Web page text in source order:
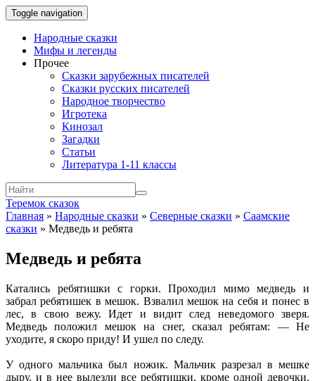
Toggle navigation
Народные сказки
Мифы и легенды
Прочее
Сказки зарубежных писателей
Сказки русских писателей
Народное творчество
Игротека
Кинозал
Загадки
Статьи
Литература 1-11 классы
Теремок сказок
Главная » Народные сказки » Северные сказки » Саамские
сказки » Медведь и ребята
Медведь и ребята
Катались ребятишки с горки. Проходил мимо медведь и
забрал ребятишек в мешок. Взвалил мешок на себя и понес в
лес, в свою вежу. Идет и видит след неведомого зверя.
Медведь положил мешок на снег, сказал ребятам: — Не
уходите, я скоро приду! И ушел по следу.
У одного мальчика был ножик. Мальчик разрезал в мешке
дыру, и в нее вылезли все ребятишки, кроме одной девочки.